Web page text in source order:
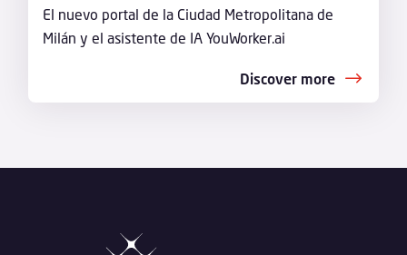
El nuevo portal de la Ciudad Metropolitana de
Milán y el asistente de IA YouWorker.ai
Discover more